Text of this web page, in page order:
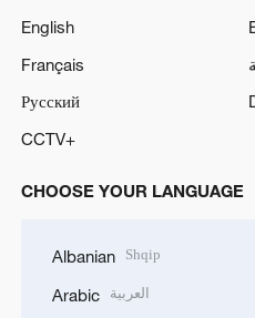
English
Français
Русский
CCTV+
CHOOSE YOUR LANGUAGE
Albanian Shqip
Arabic العربية